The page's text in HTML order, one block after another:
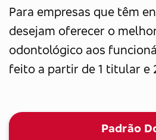
Para empresas que têm
desejam oferecer o
odontológico aos
feito a partir de 1 titular e
Padrão